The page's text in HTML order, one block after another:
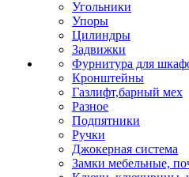
Угольники
Упоры
Цилиндры
Задвижки
Фурнитура для
Кронштейны
Газлифт,барный мех
Разное
Подпятники
Ручки
Джокерная система
Замки мебельные,